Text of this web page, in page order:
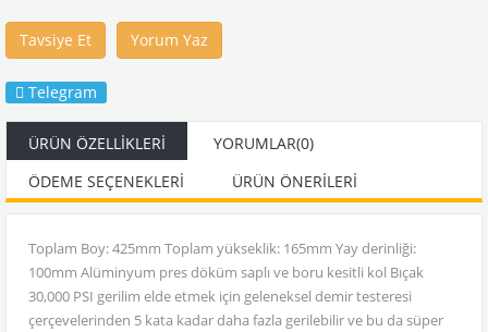
Tavsiye Et Yorum Yaz
Telegram
ÜRÜN ÖZELLIKLERI YORUMLAR(0)
ÖDEME SEÇENEKLERI
ÜRÜN ÖNERILERI
Toplam Boy: 425mm Toplam yükseklik: 165mm Yay derinliği:
100mm Alüminyum pres döküm saplı ve boru kesitli kol Bıçak
30,000 PSI gerilim elde etmek için geleneksel demir testeresi
çerçevelerinden 5 kata kadar daha fazla gerilebilir ve bu da süper